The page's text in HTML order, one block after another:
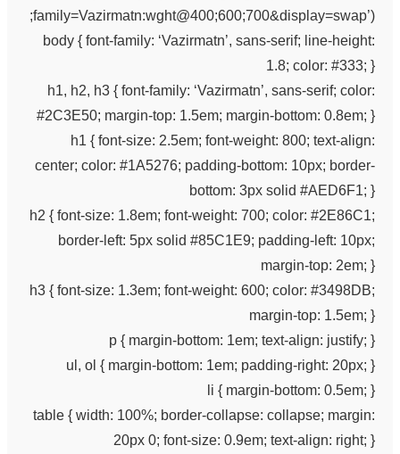
family=Vazirmatn:wght@400;600;700&display=swap’);
body { font-family: ‘Vazirmatn’, sans-serif; line-height:
1.8; color: #333; }
h1, h2, h3 { font-family: ‘Vazirmatn’, sans-serif; color:
#2C3E50; margin-top: 1.5em; margin-bottom: 0.8em; }
h1 { font-size: 2.5em; font-weight: 800; text-align:
center; color: #1A5276; padding-bottom: 10px; border-
bottom: 3px solid #AED6F1; }
h2 { font-size: 1.8em; font-weight: 700; color: #2E86C1;
border-left: 5px solid #85C1E9; padding-left: 10px;
margin-top: 2em; }
h3 { font-size: 1.3em; font-weight: 600; color: #3498DB;
margin-top: 1.5em; }
p { margin-bottom: 1em; text-align: justify; }
ul, ol { margin-bottom: 1em; padding-right: 20px; }
li { margin-bottom: 0.5em; }
table { width: 100%; border-collapse: collapse; margin:
20px 0; font-size: 0.9em; text-align: right; }